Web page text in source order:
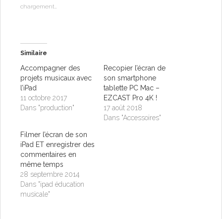
chargement…
Similaire
Accompagner des
projets musicaux avec
l’iPad
11 octobre 2017
Dans "production"
Recopier l’écran de
son smartphone
tablette PC Mac –
EZCAST Pro 4K !
17 août 2018
Dans "Accessoires"
Filmer l’écran de son
iPad ET enregistrer des
commentaires en
même temps
28 septembre 2014
Dans "ipad éducation
musicale"